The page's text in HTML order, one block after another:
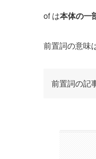
of は本体の一
前置詞の意味
前置詞の記